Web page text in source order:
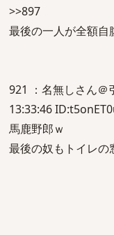
>>897
最後の一人が全額自
921 ：名無しさん
13:33:46
馬鹿野郎ｗ
最後の奴もトイレの